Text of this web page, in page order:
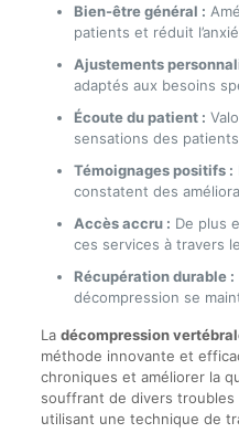
Bien-être général :
patients et réduit
Ajustements
adaptés aux besoins
Écoute du patient :
sensations des
Témoignages positifs :
constatent des
Accès accru : De plus
ces services à travers
Récupération durable :
décompression se
La décompression
méthode innovante et
chroniques et améliorer la
souffrant de divers
utilisant une technique de